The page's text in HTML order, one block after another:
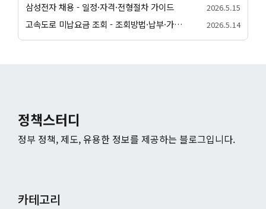
삼성전자 채용 - 일정·자격·전형절차 가이드 2026.5.15
고속도로 미납요금 조회 - 조회방법·납부·가산금 안내 2026.5.14
정책스터디
정부 정책, 제도, 유용한 정보를 제공하는 블로그입니다.
카테고리